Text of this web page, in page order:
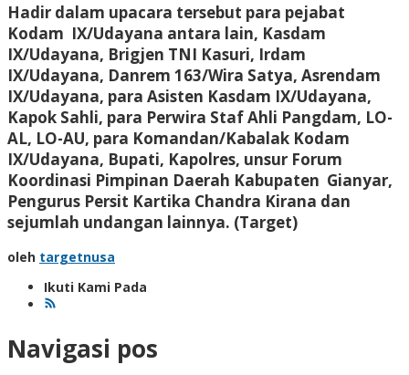
Hadir dalam upacara tersebut para pejabat
Kodam IX/Udayana antara lain, Kasdam
IX/Udayana, Brigjen TNI Kasuri, Irdam
IX/Udayana, Danrem 163/Wira Satya, Asrendam
IX/Udayana, para Asisten Kasdam IX/Udayana,
Kapok Sahli, para Perwira Staf Ahli Pangdam, LO-
AL, LO-AU, para Komandan/Kabalak Kodam
IX/Udayana, Bupati, Kapolres, unsur Forum
Koordinasi Pimpinan Daerah Kabupaten Gianyar,
Pengurus Persit Kartika Chandra Kirana dan
sejumlah undangan lainnya. (Target)
oleh targetnusa
Ikuti Kami Pada
Navigasi pos